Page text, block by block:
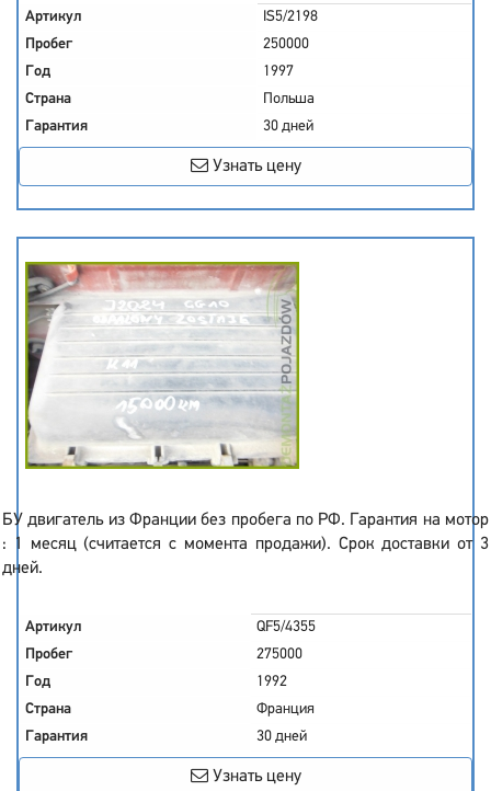
Артикул
IS5/2198
Пробег
250000
Год
1997
Страна
Польша
Гарантия
30 дней
Узнать цену
БУ двигатель из Франции без пробега по РФ. Гарантия на мотор
: 1 месяц (считается с момента продажи). Срок доставки от 3
дней.
Артикул
QF5/4355
Пробег
275000
Год
1992
Страна
Франция
Гарантия
30 дней
Узнать цену